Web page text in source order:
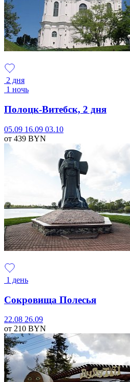
2 дня
1 ночь
Полоцк-Витебск, 2 дня
05.09 16.09 03.10
от 439 BYN
1 день
Сокровища Полесья
22.08 26.09
от 210 BYN